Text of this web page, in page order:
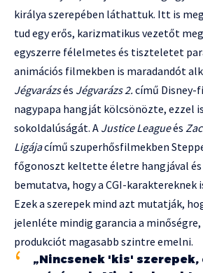
királya szerepében láthattuk. Itt is
tud egy erős, karizmatikus vezetőt
egyszerre félelmetes és tiszteletet
animációs filmekben is maradandót
Jégvarázsés Jégvarázs 2. című Disney-
nagypapa hangját kölcsönözte, ezzel
sokoldalúságát. A Justice Leagueés
Ligájacímű szuperhősfilmekben
főgonoszt keltette életre hangjával
bemutatva, hogy a CGI-karaktereknek
Ezek a szerepek mind azt mutatják,
jelenléte mindig garancia a
produkciót magasabb szintre emelni.
„Nincsenek 'kis' szerepek,